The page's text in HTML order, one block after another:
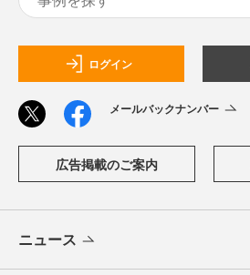
ログイン
メールバックナンバー
広告掲載のご案内
ニュース